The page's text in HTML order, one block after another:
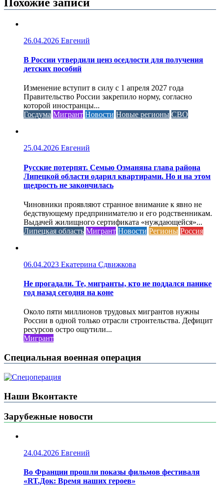
26.04.2026 Евгений
В России утвердили ценз оседлости для получения
детских пособий
Изменение вступит в силу с 1 апреля 2027 года
Правительство России закрепило норму, согласно
которой иностранцы...
Госдума Мигрант Новости Новые регионы СВО
25.04.2026 Евгений
Русские потерпят. Семью Озманяна глава района
Липецкой области одарил квартирами. Но и на этом
щедрость не закончилась
Чиновники проявляют странное внимание к явно не
бедствующему предпринимателю и его родственникам.
Выдачей жилищного сертификата «нуждающейся»...
Липецкая область Мигрант Новости Регионы Россия
06.04.2023 Екатерина Сдвижкова
Не прогадали. Те, мигранты, кто не поддался панике
год назад сегодня на коне
Около пяти миллионов трудовых мигрантов нужны
России в одной только отрасли строительства. Дефицит
ресурсов остро ощутили...
Мигрант
Специальная военная операция
Наши Вконтакте
Зарубежные новости
24.04.2026 Евгений
Во Франции прошли показы фильмов фестиваля
«RT.Док: Время наших героев»